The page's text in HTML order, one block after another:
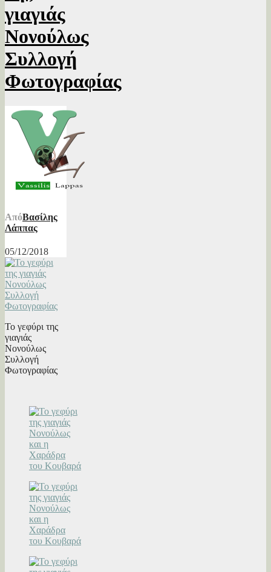
γιαγιάς
Νονούλως
Συλλογή
Φωτογραφίας
ΑπόΒασίλης
Λάππας
05/12/2018
Το γεφύρι της
γιαγιάς
Νονούλως
Συλλογή
Φωτογραφίας